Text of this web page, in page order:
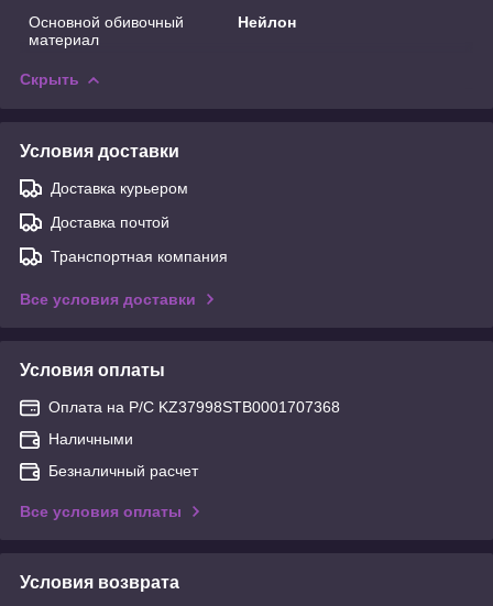
Основной обивочный
материал
Нейлон
Скрыть
Условия доставки
Доставка курьером
Доставка почтой
Транспортная компания
Все условия доставки
Условия оплаты
Оплата на Р/С KZ37998STB0001707368
Наличными
Безналичный расчет
Все условия оплаты
Условия возврата